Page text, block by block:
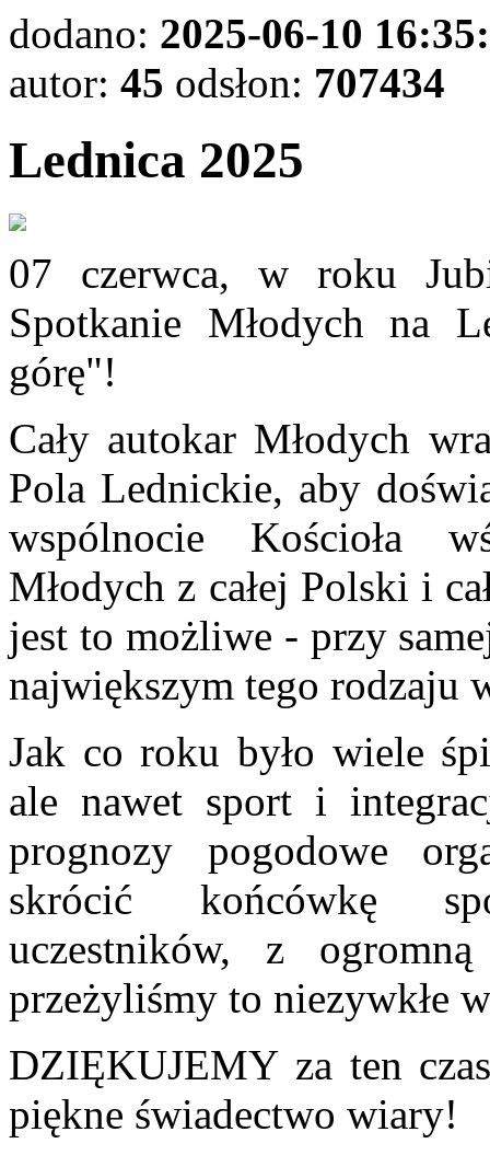
dodano: 2025-06-10
autor: 45 odsłon: 707434
Lednica 2025
07 czerwca, w roku
Spotkanie Młodych na
górę"!
Cały autokar Młodych
Pola Lednickie, aby
wspólnocie Kościoła
Młodych z całej Polski i
jest to możliwe - przy
największym tego rodzaju
Jak co roku było wiele
ale nawet sport i
prognozy pogodowe
skrócić końcówkę
uczestników, z
przeżyliśmy to niezywkłe
DZIĘKUJEMY za ten
piękne świadectwo wiary!